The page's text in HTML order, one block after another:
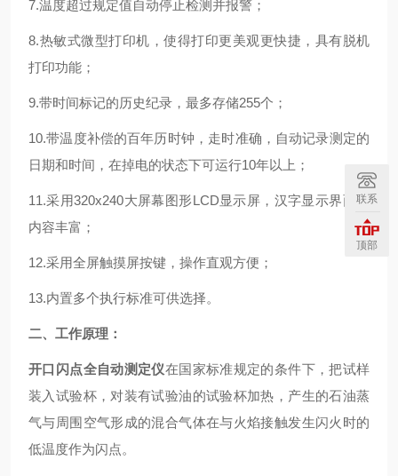
7.温度超过规定值自动停止检测并报警；
8.热敏式微型打印机，使得打印更美观更快捷，具有脱机
打印功能；
9.带时间标记的历史纪录，最多存储255个；
10.带温度补偿的百年历时钟，走时准确，自动记录测定的
日期和时间，在掉电的状态下可运行10年以上；
11.采用320x240大屏幕图形LCD显示屏，汉字显示界面，
内容丰富；
12.采用全屏触摸屏按键，操作直观方便；
13.内置多个执行标准可供选择。
二、工作原理：
开口闪点全自动测定仪在国家标准规定的条件下，把试样
装入试验杯，对装有试验油的试验杯加热，产生的石油蒸
气与周围空气形成的混合气体在与火焰接触发生闪火时的
低温度作为闪点。
联系
顶部